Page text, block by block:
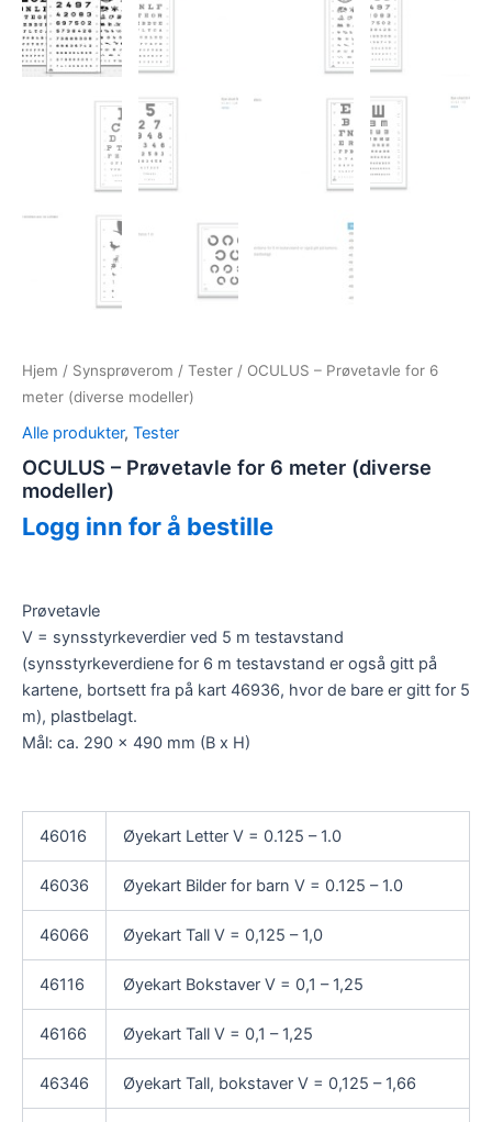
Hjem / Synsprøverom / Tester / OCULUS – Prøvetavle for 6
meter (diverse modeller)
Alle produkter, Tester
OCULUS – Prøvetavle for 6 meter (diverse
modeller)
Logg inn for å bestille
Prøvetavle
V = synsstyrkeverdier ved 5 m testavstand
(synsstyrkeverdiene for 6 m testavstand er også gitt på
kartene, bortsett fra på kart 46936, hvor de bare er gitt for 5
m), plastbelagt.
Mål: ca. 290 x 490 mm (B x H)
46016 Øyekart Letter V = 0.125 – 1.0
46036 Øyekart Bilder for barn V = 0.125 – 1.0
46066 Øyekart Tall V = 0,125 – 1,0
46116 Øyekart Bokstaver V = 0,1 – 1,25
46166 Øyekart Tall V = 0,1 – 1,25
46346 Øyekart Tall, bokstaver V = 0,125 – 1,66